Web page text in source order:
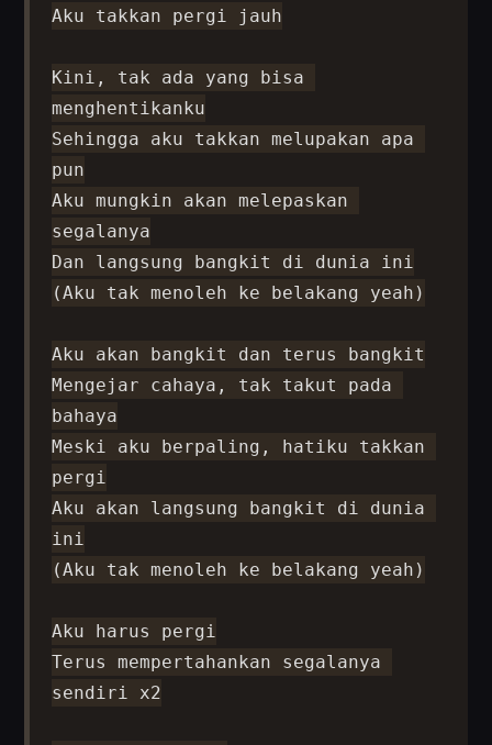
Aku takkan pergi jauh
Kini, tak ada yang bisa
menghentikanku
Sehingga aku takkan melupakan apa
pun
Aku mungkin akan melepaskan
segalanya
Dan langsung bangkit di dunia ini
(Aku tak menoleh ke belakang yeah)
Aku akan bangkit dan terus bangkit
Mengejar cahaya, tak takut pada
bahaya
Meski aku berpaling, hatiku takkan
pergi
Aku akan langsung bangkit di dunia
ini
(Aku tak menoleh ke belakang yeah)
Aku harus pergi
Terus mempertahankan segalanya
sendiri x2